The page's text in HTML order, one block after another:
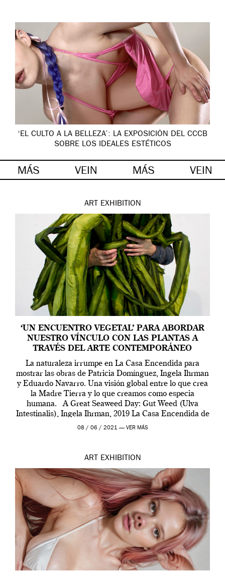
‘EL CULTO A LA BELLEZA’: LA EXPOSICIÓN DEL CCCB
SOBRE LOS IDEALES ESTÉTICOS
MÁS VEIN MÁS VEIN
ART EXHIBITION
‘UN ENCUENTRO VEGETAL’ PARA ABORDAR
NUESTRO VÍNCULO CON LAS PLANTAS A
TRAVÉS DEL ARTE CONTEMPORÁNEO
La naturaleza irrumpe en La Casa Encendida para
mostrar las obras de Patricia Domínguez, Ingela Ihrman
y Eduardo Navarro. Una visión global entre lo que crea
la Madre Tierra y lo que creamos como especia
humana. A Great Seaweed Day: Gut Weed (Ulva
Intestinalis), Ingela Ihrman, 2019 La Casa Encendida de
Madrid y la Wellcome […]
08 / 06 / 2021 — VER MÁS
ART EXHIBITION